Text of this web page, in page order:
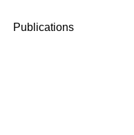
Publications